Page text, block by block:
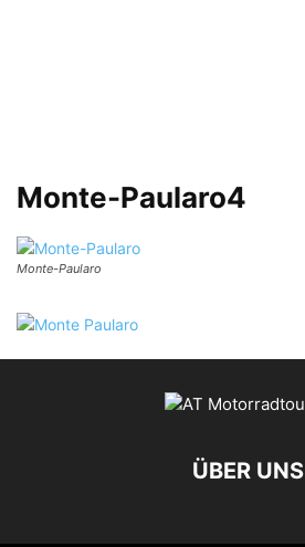
Monte-Paularo4
Monte-Paularo
ÜBER UNS